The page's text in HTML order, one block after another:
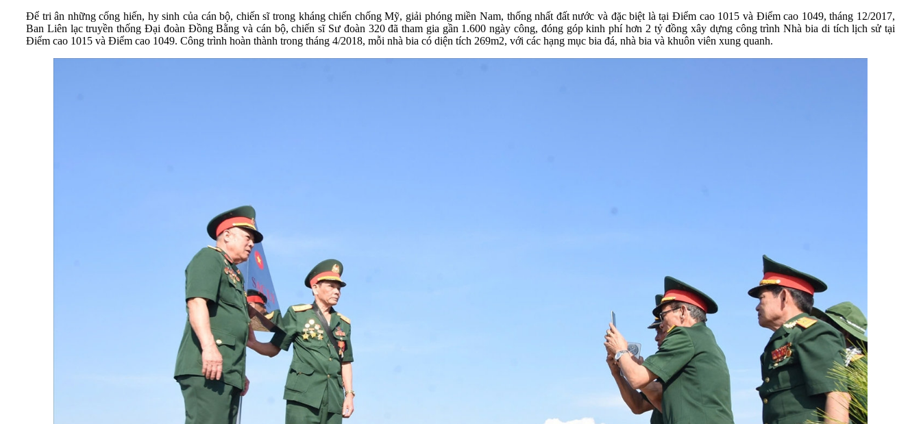
Để tri ân những cống hiến, hy sinh của cán bộ, chiến sĩ trong kháng chiến chống Mỹ, giải phóng miền Nam, thống nhất đất nước và đặc biệt là tại Điểm cao 1015 và Điểm cao 1049, tháng 12/2017,
Ban Liên lạc truyền thống Đại đoàn Đồng Bằng và cán bộ, chiến sĩ Sư đoàn 320 đã tham gia gần 1.600 ngày công, đóng góp kinh phí hơn 2 tỷ đồng xây dựng công trình Nhà bia di tích lịch sử tại
Điểm cao 1015 và Điểm cao 1049. Công trình hoàn thành trong tháng 4/2018, mỗi nhà bia có diện tích 269m2, với các hạng mục bia đá, nhà bia và khuôn viên xung quanh.